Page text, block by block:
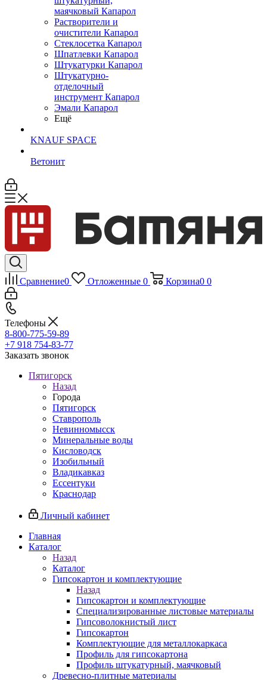
маячковый Капарол
Растворители и
очистители Капарол
Cтеклосетка Капарол
Шпатлевки Капарол
Штукатурки Капарол
Штукатурно-
отделочный
инструмент Капарол
Эмали Капарол
Ещё
KNAUF SPACE
Ветонит
Сравнение0 Отложенные 0 Корзина0 0
Телефоны
8-800-775-59-89
+7 918 754-83-77
Заказать звонок
Пятигорск
Назад
Города
Пятигорск
Ставрополь
Невинномысск
Минеральные воды
Кисловодск
Изобильный
Владикавказ
Ессентуки
Краснодар
Личный кабинет
Главная
Каталог
Назад
Каталог
Гипсокартон и комплектующие
Назад
Гипсокартон и комплектующие
Специализированные листовые материалы
Гипсоволокнистый лист
Гипсокартон
Комплектующие для металлокаркаса
Профиль для гипсокартона
Профиль штукатурный, маячковый
Древесно-плитные материалы